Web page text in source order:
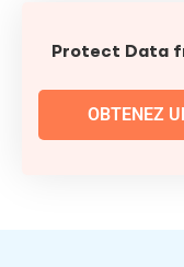
Protect Data
OBTENEZ